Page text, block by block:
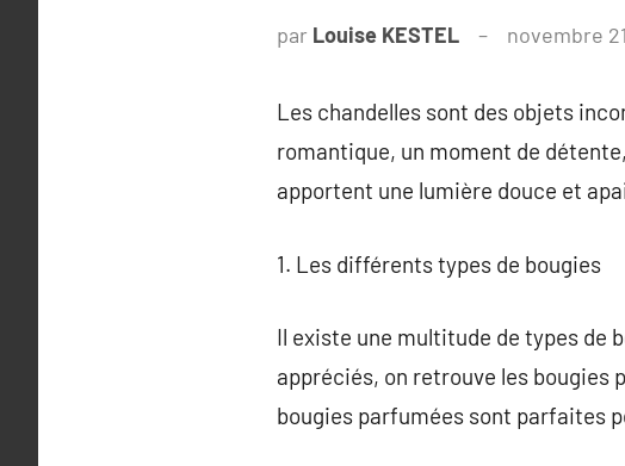
par Louise KESTEL novembre
Les chandelles sont des objets
romantique, un moment de
apportent une lumière douce et
1. Les différents types de bougies
Il existe une multitude de types de
appréciés, on retrouve les bougies
bougies parfumées sont parfaites